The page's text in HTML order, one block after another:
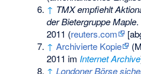
↑ TMX empfiehlt
der Bietergruppe Maple.
2011 (reuters.com
↑ Archivierte Kopie (
2011 im Internet Archive
↑ Londoner Börse